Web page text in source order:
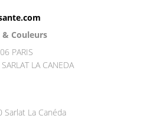
Couleurs
PARIS
LA CANEDA
La Canéda